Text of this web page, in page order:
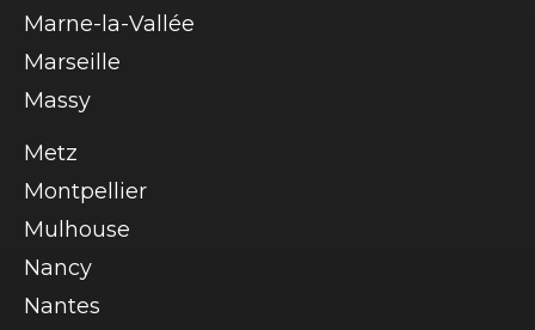
Marne-la-Vallée
Marseille
Massy
Metz
Montpellier
Mulhouse
Nancy
Nantes